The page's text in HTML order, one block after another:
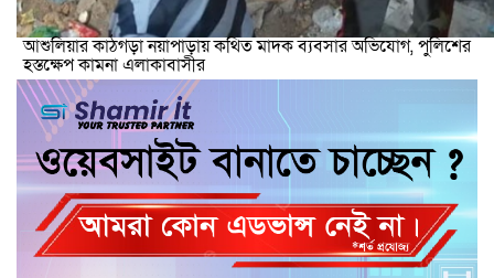
আশুলিয়ার কাঠগড়া নয়াপাড়ায় কথিত মাদক ব্যবসার অভিযোগ, পুলিশের
হস্তক্ষেপ কামনা এলাকাবাসীর